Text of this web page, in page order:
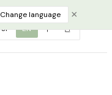
Change language ×
JP EN 中 한